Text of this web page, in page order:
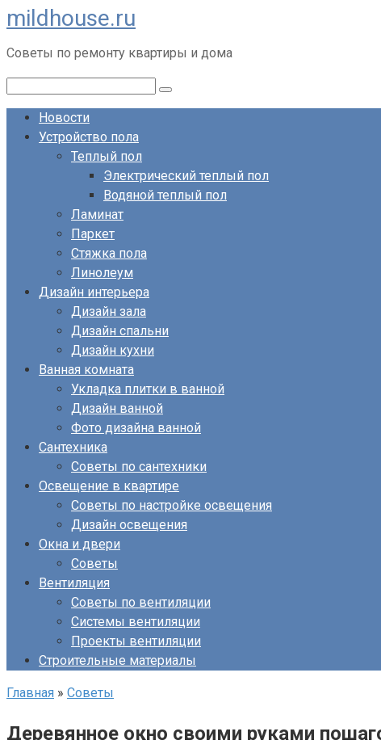
Перейти
к
контенту
mildhouse.ru
Советы по ремонту квартиры и дома
Новости
Устройство пола
Теплый пол
Электрический теплый пол
Водяной теплый пол
Ламинат
Паркет
Стяжка пола
Линолеум
Дизайн интерьера
Дизайн зала
Дизайн спальни
Дизайн кухни
Ванная комната
Укладка плитки в ванной
Дизайн ванной
Фото дизайна ванной
Сантехника
Советы по сантехники
Освещение в квартире
Советы по настройке освещения
Дизайн освещения
Окна и двери
Советы
Вентиляция
Советы по вентиляции
Системы вентиляции
Проекты вентиляции
Строительные материалы
Главная » Советы
Деревянное окно своими руками